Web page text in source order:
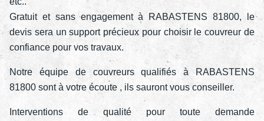
Gratuit et sans engagement à RABASTENS 81800, le
devis sera un support précieux pour choisir le couvreur de
confiance pour vos travaux.
Notre équipe de couvreurs qualifiés à RABASTENS
81800 sont à votre écoute , ils sauront vous conseiller.
Interventions de qualité pour toute demande